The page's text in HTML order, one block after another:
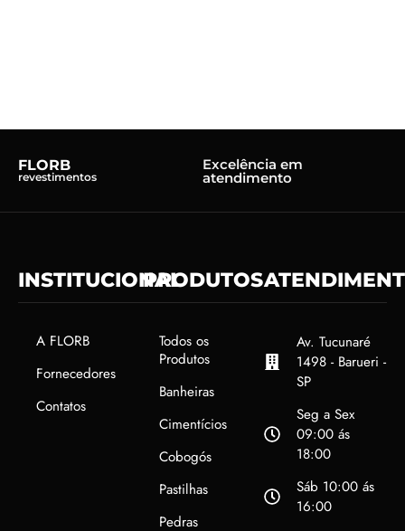
FLORB
revestimentos
Excelência em
atendimento
INSTITUCIONAL
A FLORB
Fornecedores
Contatos
PRODUTOS
Todos os
Produtos
Banheiras
Cimentícios
Cobogós
Pastilhas
Pedras
Av. Tucunaré
1498 - Barueri -
SP
Seg a Sex
09:00 ás
18:00
Sáb 10:00 ás
16:00